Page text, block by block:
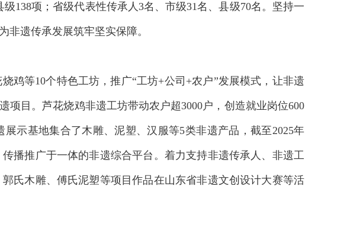
138项；省级代表性传承人3名、市级31名、县级70名。坚持一
遗传承发展筑牢坚实保障。
鸡等10个特色工坊，推广“工坊+公司+农户”发展模式，让非遗
目。芦花烧鸡非遗工坊带动农户超3000户，创造就业岗位600
示基地集合了木雕、泥塑、汉服等5类非遗产品，截至2025年
播推广于一体的非遗综合平台。着力支持非遗传承人、非遗工
氏木雕、傅氏泥塑等项目作品在山东省非遗文创设计大赛等活